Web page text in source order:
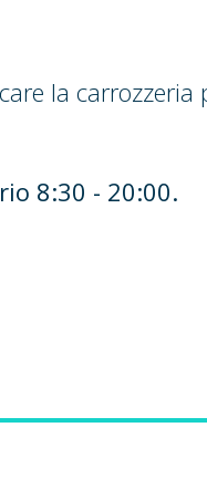
la carrozzeria
8:30 - 20:00.